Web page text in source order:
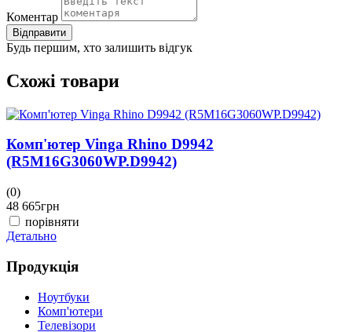
Коментар
Відправити
Будь першим, хто залишить відгук
Схожі товари
Комп'ютер Vinga Rhino D9942
(R5M16G3060WP.D9942)
(0)
48 665грн
порівняти
Детально
Продукція
Ноутбуки
Комп'ютери
Телевізори